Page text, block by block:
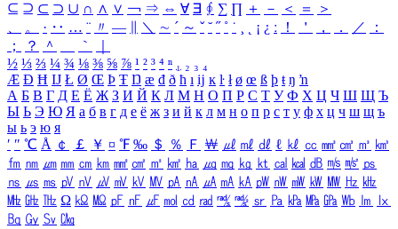
⊆ ⊇ ⊂ ⊃ ∪ ∩ ∧ ∨ ￢ ⇒ ⇔ ∀ ∃ ∮ ∑ ∏ ＋ － ＜ ＝
＞
、
。 · ‥ … ¨ 〃 ― ＼ ∼ ´ ～ ˇ ˘ ˝ ˚ ˙ ¸ ¡ ¿ ː ！ ＇ ， ． ／
：
；
？ ＾ ｀
½ ⅓ ⅔ ¼ ¾ ⅛ ⅜ ⅝ ⅞ ¹ ² ³ ⁴ ⁿ ₁ ₂ ₃ ₄
Æ Ð Ħ Ĳ Ł Ø Œ Þ Ŧ Ŋ æ đ ð ħ ı ĳ ĸ ŀ ł ø œ ß þ ŧ ŋ ŉ
А Б В Г Д Е Ё Ж З И Й К Л М Н О П Р С Т У Ф Х Ц Ч Ш Щ Ъ
Ы Ь Э Ю Я а б в г д е ё ж з и й к л м н о п р с т у ф х ц ч ш щ ъ
ы ь э ю я
′ ″ ℃ Å ￠ ￡ ￥ ¤ ℉ ‰ ＄ ％ Ｆ ￦ ㎕ ㎖ ㎗ ℓ ㎘ ㏄ ㎣ ㎤ ㎥ ㎦
㎙ ㎚ ㎛ ㎜ ㎝ ㎞ ㎟ ㎠ ㎡ ㎢ ㏊ ㎍ ㎎ ㎏ ㏏ ㎈ ㎉ ㏈ ㎧ ㎨ ㎰
㎱ ㎲ ㎳ ㎴ ㎵ ㎶ ㎷ ㎸ ㎹ ㎀ ㎁ ㎂ ㎃ ㎄ ㎺ ㎻ ㎽ ㎾ ㎿ ㎐ ㎑
㎒ ㎓ ㎔ Ω ㏀ ㏁ ㎊ ㎋ ㎌ ㏖ ㏅ ㎭ ㎮ ㎯ ㏛ ㎩ ㎪ ㎫ ㎬ ㏝ ㏐
㏓
㏃ ㏉ ㏜ ㏆